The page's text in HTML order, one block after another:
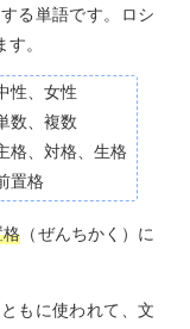
る単語です。ロシ
。
性、女性
数、複数
格、対格、生格
置格
（ぜんちかく）に
もに使われて、文